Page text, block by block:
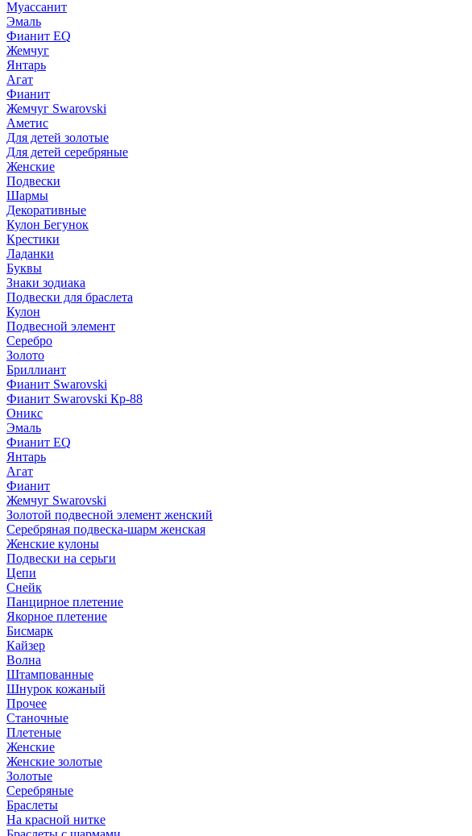
Муассанит
Эмаль
Фианит EQ
Жемчуг
Янтарь
Агат
Фианит
Жемчуг Swarovski
Аметис
Для детей золотые
Для детей серебряные
Женские
Подвески
Шармы
Декоративные
Кулон Бегунок
Крестики
Ладанки
Буквы
Знаки зодиака
Подвески для браслета
Кулон
Подвесной элемент
Серебро
Золото
Бриллиант
Фианит Swarovski
Фианит Swarovski Кр-88
Оникс
Эмаль
Фианит EQ
Янтарь
Агат
Фианит
Жемчуг Swarovski
Золотой подвесной элемент женcкий
Серебряная подвеска-шарм женская
Женские кулоны
Подвески на серьги
Цепи
Снейк
Панцирное плетение
Якорное плетение
Бисмарк
Кайзер
Волна
Штампованные
Шнурок кожаный
Прочее
Станочные
Плетеные
Женские
Женские золотые
Золотые
Серебряные
Браслеты
На красной нитке